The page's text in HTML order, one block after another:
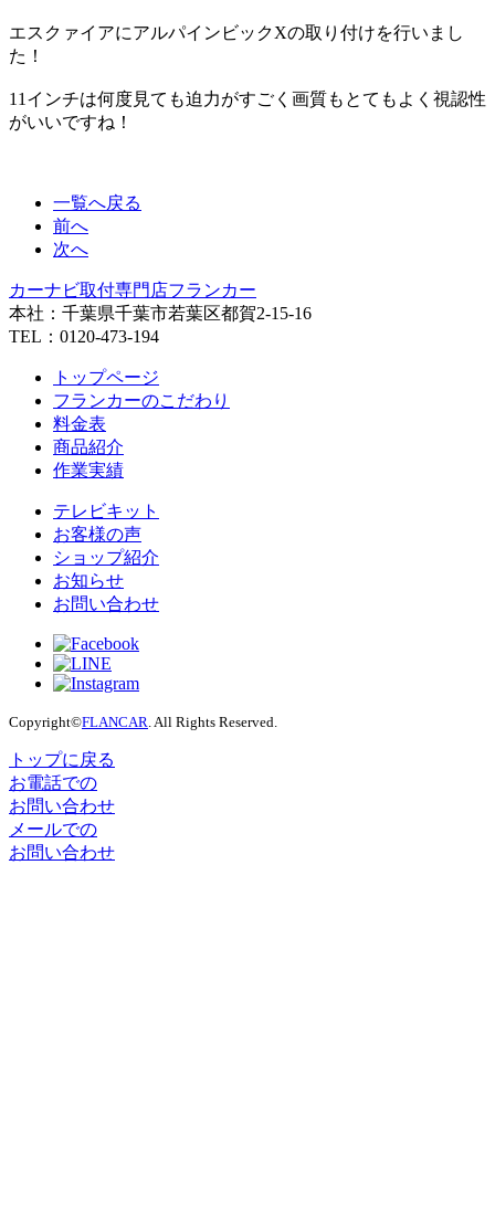
エスクァイアにアルパインビックXの取り付けを行いまし
た！
11インチは何度見ても迫力がすごく画質もとてもよく視認性
がいいですね！
一覧へ戻る
前へ
次へ
カーナビ取付専⾨店フランカー
本社：千葉県千葉市若葉区都賀2-15-16
TEL：0120-473-194
トップページ
フランカーのこだわり
料金表
商品紹介
作業実績
テレビキット
お客様の声
ショップ紹介
お知らせ
お問い合わせ
Copyright©FLANCAR. All Rights Reserved.
トップに戻る
お電話での
お問い合わせ
メールでの
お問い合わせ